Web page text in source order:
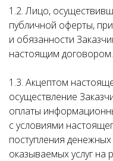
1.2. Лицо,
публичной оферты,
и обязанности
настоящим договором.
1.3. Акцептом
осуществление
оплаты
с условиями
поступления
оказываемых услуг на